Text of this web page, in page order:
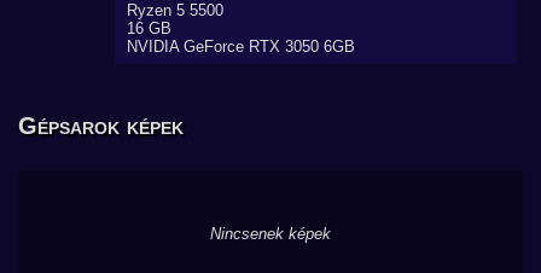
Ryzen 5 5500
16 GB
NVIDIA GeForce RTX 3050 6GB
Gépsarok képek
Nincsenek képek